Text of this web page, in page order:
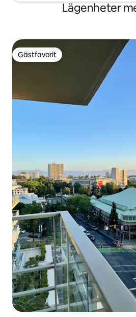
Lägenheter
Gästfavorit
Gästfavorit